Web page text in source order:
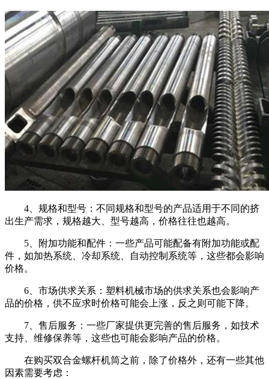
4、规格和型号：不同规格和型号的产品适用于不同的挤
出生产需求，规格越大、型号越高，价格往往也越高。
5、附加功能和配件：一些产品可能配备有附加功能或配
件，如加热系统、冷却系统、自动控制系统等，这些都会影响
价格。
6、市场供求关系：塑料机械市场的供求关系也会影响产
品的价格，供不应求时价格可能会上涨，反之则可能下降。
7、售后服务：一些厂家提供更完善的售后服务，如技术
支持、维修保养等，这些也可能会影响产品的价格。
在购买双合金螺杆机筒之前，除了价格外，还有一些其他
因素需要考虑：